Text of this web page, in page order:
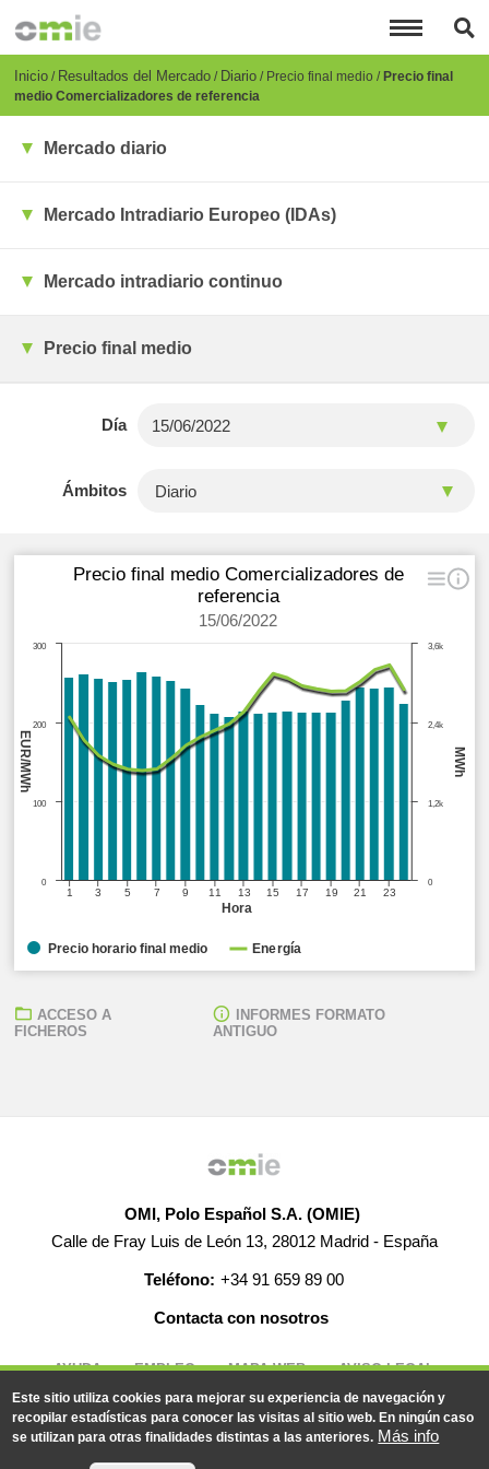
principal
Breadcrumb
Inicio Resultados del Mercado Diario Precio final medio Precio final
medio Comercializadores de referencia
Mercado diario
Mercado Intradiario Europeo (IDAs)
Mercado intradiario continuo
Precio final medio
Día
Ámbitos
Hora
MWh
EUR/MWh
Precio final medio Comercializadores de
referencia
15/06/2022
1 3 5 7 9 11 13 15 17 19 21 23
0
1,2k
2,4k
3,6k
0
100
200
300
Precio horario final medio Energía
ACCESO A
FICHEROS
INFORMES FORMATO
ANTIGUO
OMI, Polo Español S.A. (OMIE)
Calle de Fray Luis de León 13, 28012 Madrid - España
Teléfono: +34 91 659 89 00
Contacta con nosotros
© 2019-2026 - Todos los derechos reservados
AYUDA EMPLEO MAPA WEB AVISO LEGAL
Este sitio utiliza cookies para mejorar su experiencia de navegación y
recopilar estadísticas para conocer las visitas al sitio web. En ningún caso
se utilizan para otras finalidades distintas a las anteriores. Más info